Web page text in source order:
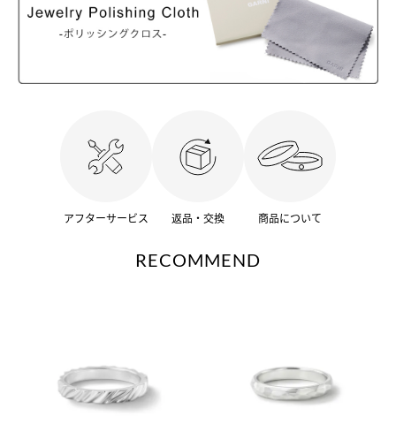
アフターサービス 返品・交換 商品について
RECOMMEND